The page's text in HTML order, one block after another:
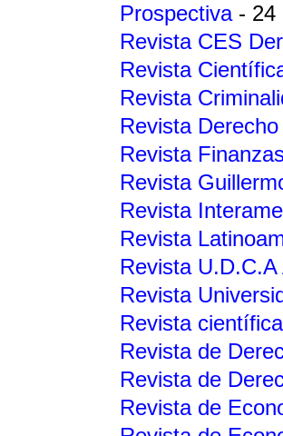
Prospectiva - 24
Revista CES
Revista
Revista
Revista
Revista
Revista
Revista
Revista
Revista
Revista
Revista científica
Revista de
Revista de
Revista de